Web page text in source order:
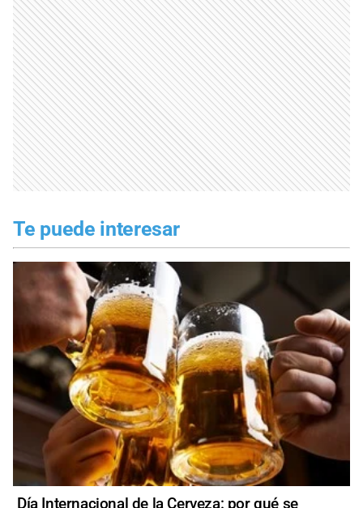
Te puede interesar
Día Internacional de la Cerveza: por qué se